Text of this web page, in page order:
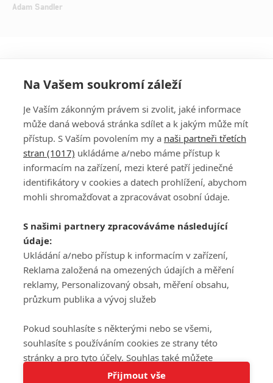
Tato stránka používá soubory cookies.
Adam Sandler
PŘIHLÁSIT
REGISTROVAT
DISKUZE
Šéfredaktorkou webu jePetr Slavík, e-mailserialy@fandimefilmu.cz
Máte-li zájem o inzerci na našem webu napište nám na e-mail
studio@koncal.com
Ochrana osobních údajů|Zásady používání cookies |Pravidla webu
Upravit nastavení soukromí
© 2016 – 2026 FandimeSerialum.cz / All rights reserved /
Na Vašem soukromí záleží
Je Vaším zákonným právem si zvolit, jaké informace
může daná webová stránka sdílet a k jakým může mít
přístup. S Vaším povolením my a naši partneři třetích
stran (1017) ukládáme a/nebo máme přístup k
informacím na zařízení, mezi které patří jedinečné
identifikátory v cookies a datech prohlížení, abychom
mohli shromažďovat a zpracovávat osobní údaje.
S našimi partnery zpracováváme následující
údaje:
Ukládání a/nebo přístup k informacím v zařízení,
Reklama založená na omezených údajích a měření
reklamy, Personalizovaný obsah, měření obsahu,
průzkum publika a vývoj služeb
Pokud souhlasíte s některými nebo se všemi,
souhlasíte s používáním cookies ze strany této
stránky a pro tyto účely. Souhlas také můžete
odmítnout, ale v takovém případě vám na stránce
Přijmout vše